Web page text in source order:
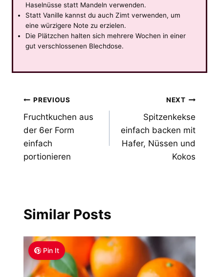
Haselnüsse statt Mandeln verwenden.
Statt Vanille kannst du auch Zimt verwenden, um
eine würzigere Note zu erzielen.
Die Plätzchen halten sich mehrere Wochen in einer
gut verschlossenen Blechdose.
Post
navigation
PREVIOUS
Fruchtkuchen aus
der 6er Form
einfach
portionieren
NEXT
Spitzenkekse
einfach backen mit
Hafer, Nüssen und
Kokos
Similar Posts
Pin It